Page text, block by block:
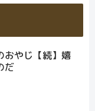
おやじ【続】嬉
だ